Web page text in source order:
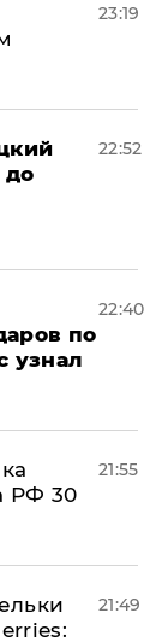
23:19
до
22:52
по
узнал
22:40
РФ 30
21:55
21:49